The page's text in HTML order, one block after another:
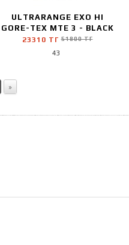
ULTRARANGE EXO HI
GORE-TEX MTE 3 - BLACK
23310 ТГ51800 ТГ
43
»